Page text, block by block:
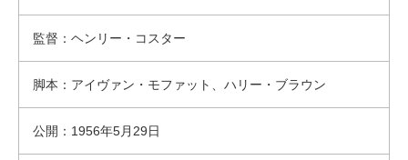
監督：ヘンリー・コスター
脚本：アイヴァン・モファット、ハリー・ブラウン
公開：1956年5月29日